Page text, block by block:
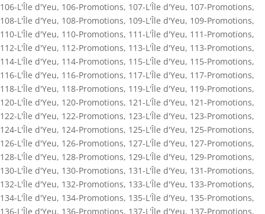
106-L'Île d'Yeu, 106-Promotions, 107-L'Île d'Yeu, 107-Promotions,
108-L'Île d'Yeu, 108-Promotions, 109-L'Île d'Yeu, 109-Promotions,
110-L'Île d'Yeu, 110-Promotions, 111-L'Île d'Yeu, 111-Promotions,
112-L'Île d'Yeu, 112-Promotions, 113-L'Île d'Yeu, 113-Promotions,
114-L'Île d'Yeu, 114-Promotions, 115-L'Île d'Yeu, 115-Promotions,
116-L'Île d'Yeu, 116-Promotions, 117-L'Île d'Yeu, 117-Promotions,
118-L'Île d'Yeu, 118-Promotions, 119-L'Île d'Yeu, 119-Promotions,
120-L'Île d'Yeu, 120-Promotions, 121-L'Île d'Yeu, 121-Promotions,
122-L'Île d'Yeu, 122-Promotions, 123-L'Île d'Yeu, 123-Promotions,
124-L'Île d'Yeu, 124-Promotions, 125-L'Île d'Yeu, 125-Promotions,
126-L'Île d'Yeu, 126-Promotions, 127-L'Île d'Yeu, 127-Promotions,
128-L'Île d'Yeu, 128-Promotions, 129-L'Île d'Yeu, 129-Promotions,
130-L'Île d'Yeu, 130-Promotions, 131-L'Île d'Yeu, 131-Promotions,
132-L'Île d'Yeu, 132-Promotions, 133-L'Île d'Yeu, 133-Promotions,
134-L'Île d'Yeu, 134-Promotions, 135-L'Île d'Yeu, 135-Promotions,
136-L'Île d'Yeu, 136-Promotions, 137-L'Île d'Yeu, 137-Promotions,